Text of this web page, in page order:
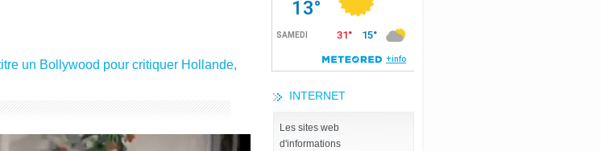
INTERNET
Les sites web
d'informations
un Bollywood pour critiquer Hollande,